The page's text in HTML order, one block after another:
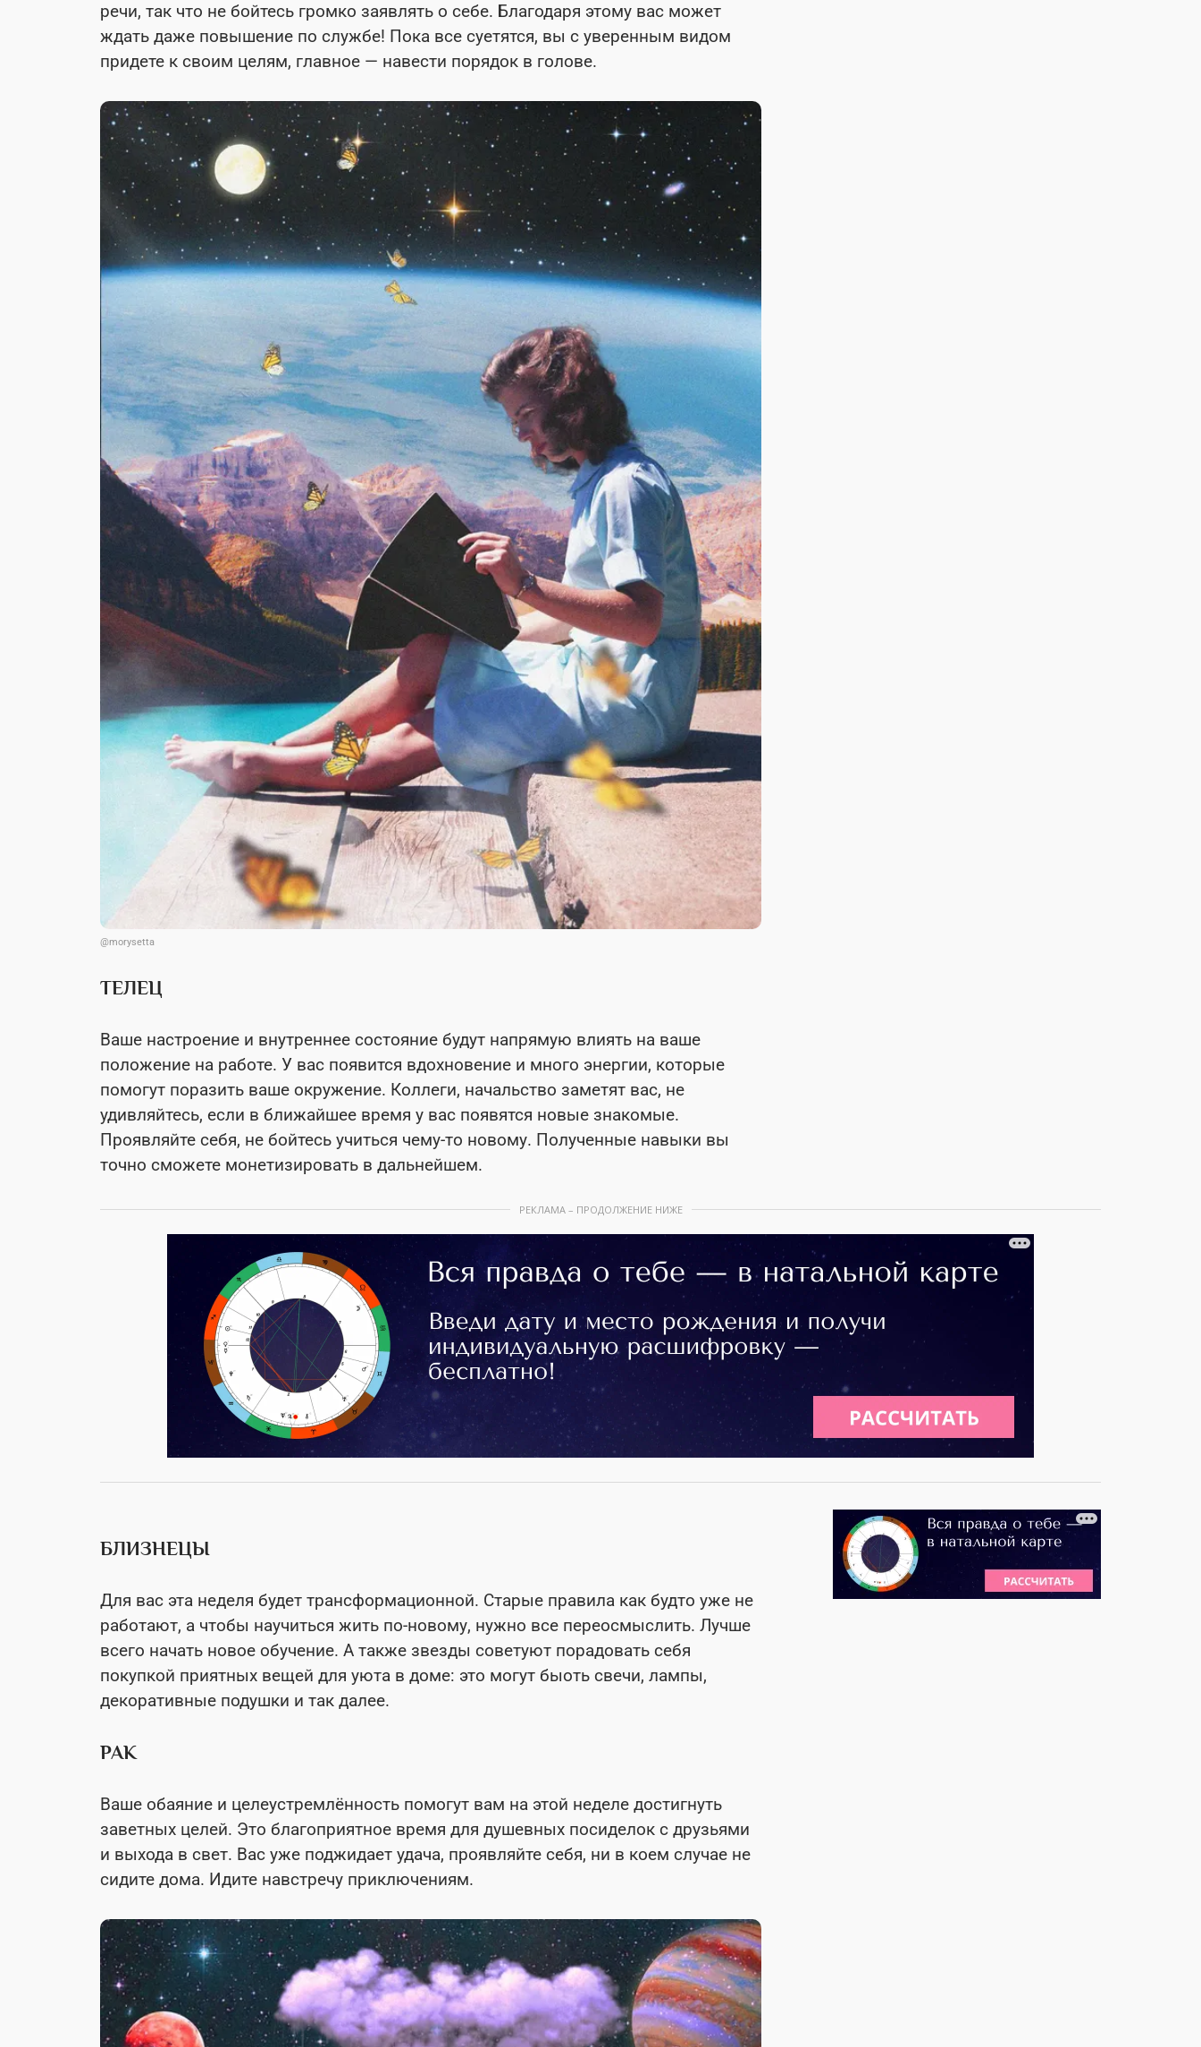
речи, так что не бойтесь громко заявлять о себе. Благодаря этому вас может
ждать даже повышение по службе! Пока все суетятся, вы с уверенным видом
придете к своим целям, главное — навести порядок в голове.
@morysetta
ТЕЛЕЦ
Ваше настроение и внутреннее состояние будут напрямую влиять на ваше
положение на работе. У вас появится вдохновение и много энергии, которые
помогут поразить ваше окружение. Коллеги, начальство заметят вас, не
удивляйтесь, если в ближайшее время у вас появятся новые знакомые.
Проявляйте себя, не бойтесь учиться чему-то новому. Полученные навыки вы
точно сможете монетизировать в дальнейшем.
РЕКЛАМА – ПРОДОЛЖЕНИЕ НИЖЕ
БЛИЗНЕЦЫ
Для вас эта неделя будет трансформационной. Старые правила как будто уже не
работают, а чтобы научиться жить по-новому, нужно все переосмыслить. Лучше
всего начать новое обучение. А также звезды советуют порадовать себя
покупкой приятных вещей для уюта в доме: это могут быоть свечи, лампы,
декоративные подушки и так далее.
РАК
Ваше обаяние и целеустремлённость помогут вам на этой неделе достигнуть
заветных целей. Это благоприятное время для душевных посиделок с друзьями
и выхода в свет. Вас уже поджидает удача, проявляйте себя, ни в коем случае не
сидите дома. Идите навстречу приключениям.